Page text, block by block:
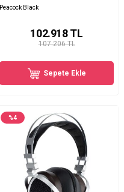
Peacock Black
107.206 TL
102.918TL
Sepete Ekle
%4